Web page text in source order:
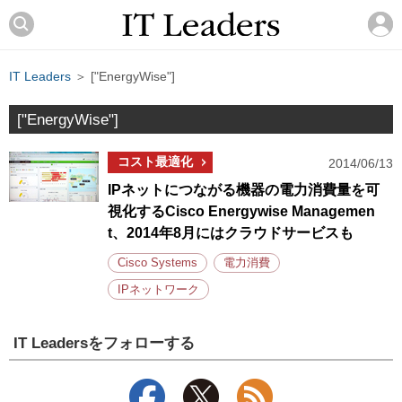
IT Leaders ＞ ["EnergyWise"]
["EnergyWise"]
コスト最適化 2014/06/13
IPネットにつながる機器の電力消費量を可
視化するCisco Energywise Managemen
t、2014年8月にはクラウドサービスも
Cisco Systems 電力消費
IPネットワーク
IT Leadersをフォローする